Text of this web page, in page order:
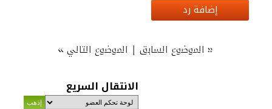
إضافة رد
« الموضوع السابق| الموضوع التالي»
الانتقال السريع